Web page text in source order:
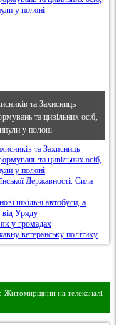
та Захисниць
та цивільних осіб,
у полоні
Житомирщини на телеканалі